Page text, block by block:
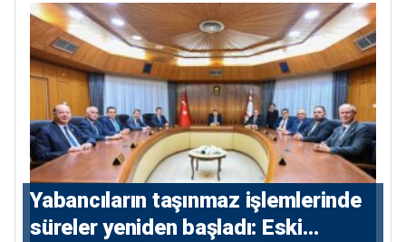
Yabancıların taşınmaz işlemlerinde
süreler yeniden başladı: Eski